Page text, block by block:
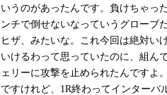
いうのがあったんです。負けちゃっ
ンチで倒せないなっていうグローブ
ヒザ、みたいな。これ今回は絶対い
いけるわって思っていたのに、組ん
ェリーに攻撃を止められたんですよ
ですけれど、1R終わってインター